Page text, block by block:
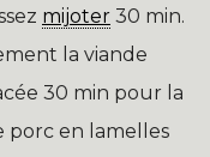
mijoter 30 min.
la viande
30 min pour la
porc en lamelles